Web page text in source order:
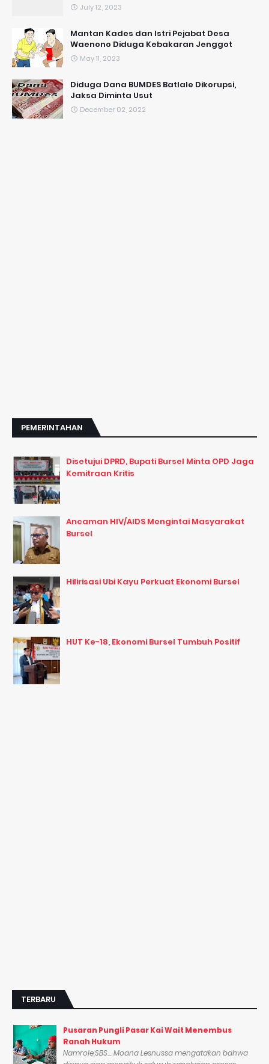
July 12, 2023
Mantan Kades dan Istri Pejabat Desa
Waenono Diduga Kebakaran Jenggot
May 11, 2023
Diduga Dana BUMDES Batlale Dikorupsi,
Jaksa Diminta Usut
December 02, 2022
PEMERINTAHAN
Disetujui DPRD, Bupati Bursel Minta OPD Jaga
Kemitraan Kritis
Ancaman HIV/AIDS Mengintai Masyarakat
Bursel
Hilirisasi Ubi Kayu Perkuat Ekonomi Bursel
HUT Ke-18, Ekonomi Bursel Tumbuh Positif
TERBARU
Pusaran Pungli Pasar Kai Wait Menembus
Ranah Hukum
Namrole,SBS_ Moana Lesnussa mengatakan bahwa